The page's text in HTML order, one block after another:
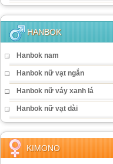
HANBOK
Hanbok nam
Hanbok nữ vạt ngắn
Hanbok nữ váy xanh lá
Hanbok nữ vạt dài
KIMONO